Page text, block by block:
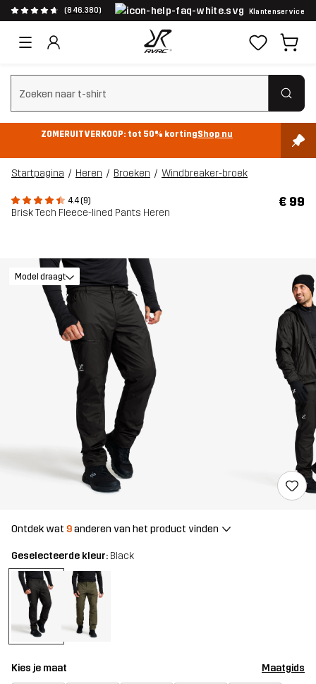
(846.380) Klantenservice
Zoeken wissen
ZOMERUITVERKOOP: tot 50% kortingShop nu
Startpagina Heren Broeken Windbreaker-broek
4.4 (9)
Brisk Tech Fleece-lined Pants Heren
€ 99
Model draagt
Ontdek wat 9anderen van het product vinden
Geselecteerde kleur: Black
Kies je maat Maatgids